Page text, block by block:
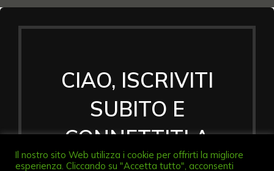
CIAO, ISCRIVITI
SUBITO E
CONNETTITI A
Il nostro sito Web utilizza i cookie per offrirti la migliore
esperienza. Cliccando su "Accetta tutto", acconsenti